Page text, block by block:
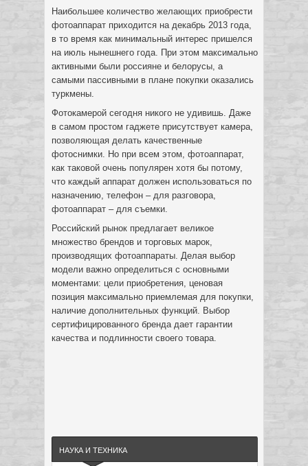
Наибольшее количество желающих приобрести
фотоаппарат приходится на декабрь 2013 года,
в то время как минимальный интерес пришелся
на июль нынешнего года. При этом максимально
активными были россияне и белорусы, а
самыми пассивными в плане покупки оказались
туркмены.
Фотокамерой сегодня никого не удивишь. Даже
в самом простом гаджете присутствует камера,
позволяющая делать качественные
фотоснимки. Но при всем этом, фотоаппарат,
как таковой очень популярен хотя бы потому,
что каждый аппарат должен использоваться по
назначению, телефон – для разговора,
фотоаппарат – для съемки.
Российский рынок предлагает великое
множество брендов и торговых марок,
производящих фотоаппараты. Делая выбор
модели важно определиться с основными
моментами: цели приобретения, ценовая
позиция максимально приемлемая для покупки,
наличие дополнительных функций. Выбор
сертифицированного бренда дает гарантии
качества и подлинности своего товара.
НАУКА И ТЕХНИКА